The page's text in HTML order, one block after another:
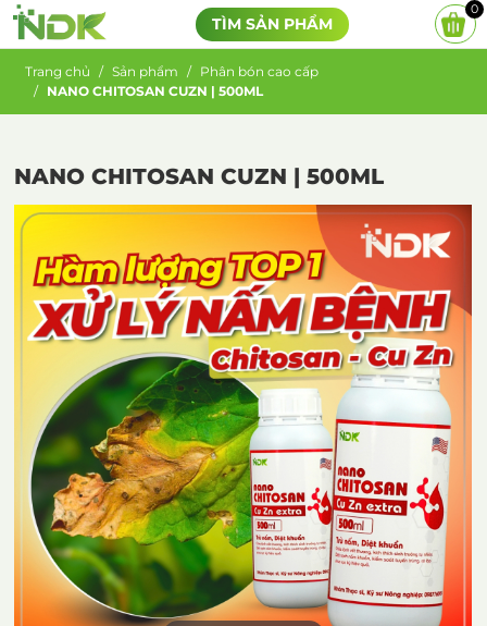
TÌM SẢN PHẨM
0
Trang chủ Sản phẩm
Phân bón cao cấp
NANO CHITOSAN CUZN | 500ML
NANO CHITOSAN CUZN | 500ML